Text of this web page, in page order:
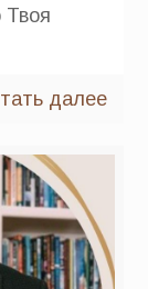
Твоя
далее